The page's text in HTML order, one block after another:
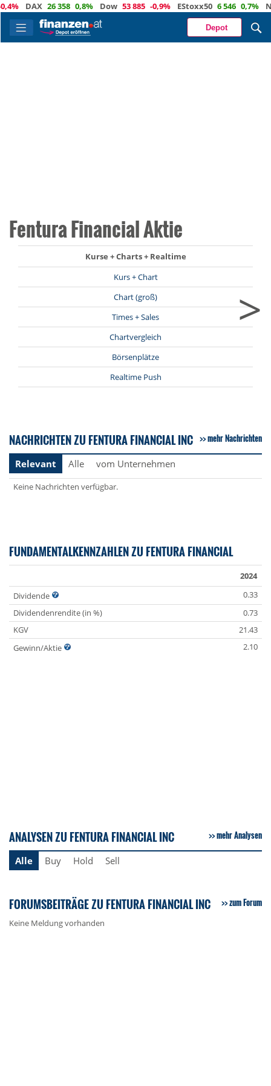
DAX 26 358 0,8% Dow 53 885 -0,9% EStoxx50 6 546 0,7%
Depot
Fentura Financial Aktie
Kurse + Charts + Realtime
Kurs + Chart
Chart (groß)
Times + Sales
Chartvergleich
Börsenplätze
Realtime Push
>
NACHRICHTEN ZU FENTURA FINANCIAL INC mehr Nachrichten
Relevant Alle vom Unternehmen
Keine Nachrichten verfügbar.
FUNDAMENTALKENNZAHLEN ZU FENTURA FINANCIAL
2024
Dividende
0.33
Dividendenrendite (in %)
0.73
KGV
21.43
Gewinn/Aktie
2.10
ANALYSEN ZU FENTURA FINANCIAL INC mehr Analysen
Alle Buy Hold Sell
FORUMSBEITRÄGE ZU FENTURA FINANCIAL INC zum Forum
Keine Meldung vorhanden